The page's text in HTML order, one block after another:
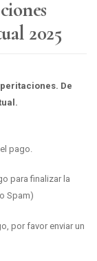
2025
De
pago.
para finalizar la
Spam)
por favor enviar un